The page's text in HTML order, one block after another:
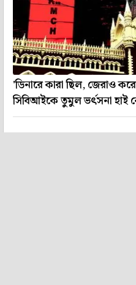
'ডিনারে কারা ছিল, জেরাও
সিবিআইকে তুমুল ভর্ৎসনা হাই